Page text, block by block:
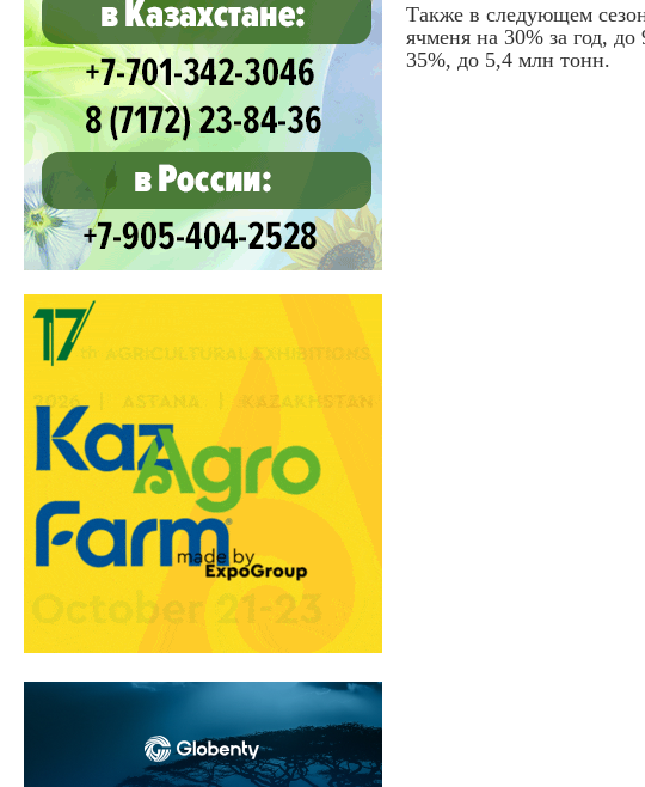
Также в следующем
ячменя на 30% за год,
35%, до 5,4 млн тонн.